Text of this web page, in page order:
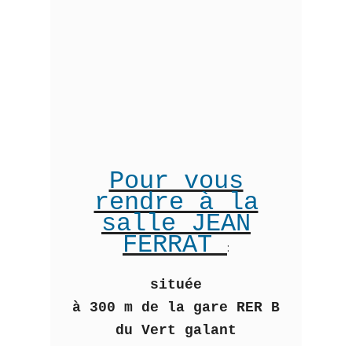
Pour vous
rendre à la
salle JEAN
FERRAT :
située
à 300 m de la gare RER B
du Vert galant